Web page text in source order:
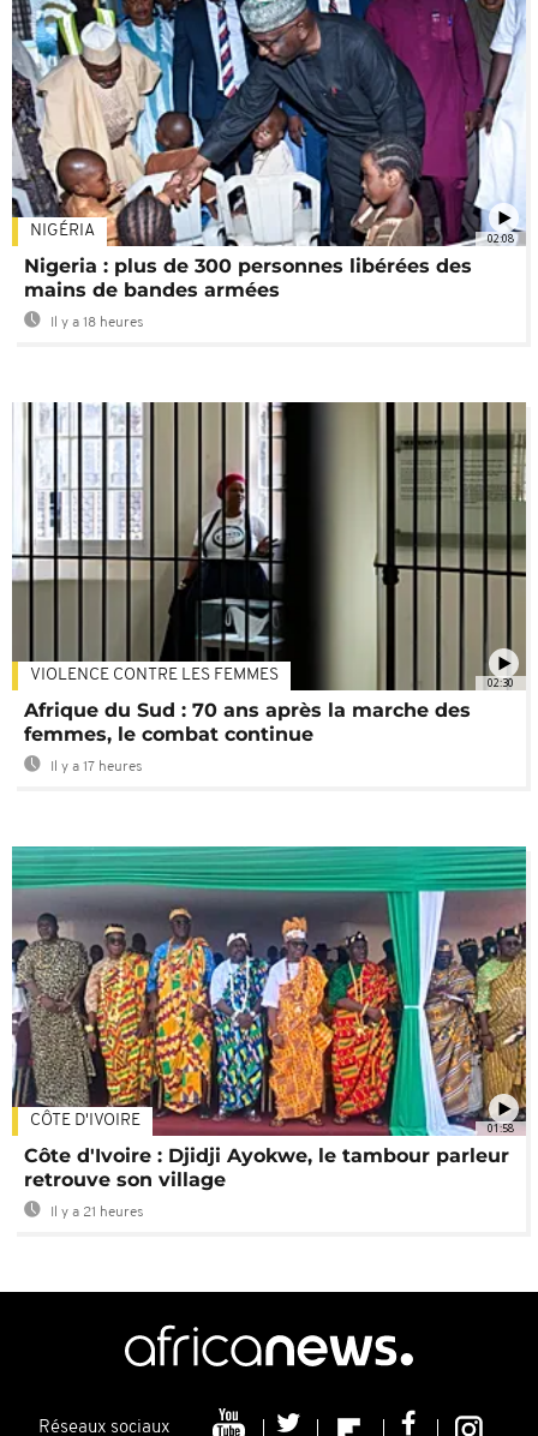
02:08
NIGÉRIA
Nigeria : plus de 300 personnes libérées des
mains de bandes armées
Il y a 18 heures
02:30
VIOLENCE CONTRE LES FEMMES
Afrique du Sud : 70 ans après la marche des
femmes, le combat continue
Il y a 17 heures
01:58
CÔTE D'IVOIRE
Côte d'Ivoire : Djidji Ayokwe, le tambour parleur
retrouve son village
Il y a 21 heures
Réseaux sociaux